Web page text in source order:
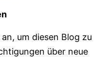
um diesen Blog zu
über neue